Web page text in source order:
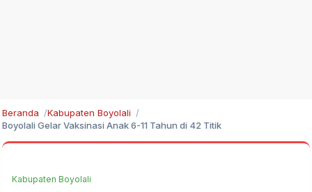
Beranda
Kabupaten Boyolali
Boyolali Gelar Vaksinasi Anak 6-11 Tahun di 42 Titik
Kabupaten Boyolali